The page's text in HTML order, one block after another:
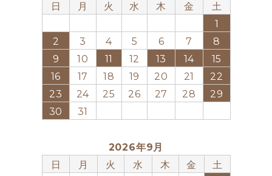
日
月 火 水 木 金
土
1
2
3 4 5 6 7
8
9
10 11 12 13 14
15
16
17 18 19 20 21
22
23
24 25 26 27 28
29
30
31
2026年9月
日
月 火 水 木 金 土